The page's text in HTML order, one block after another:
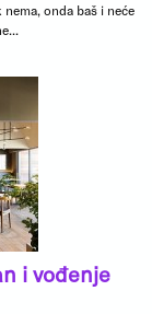
onda baš i neće
i vođenje